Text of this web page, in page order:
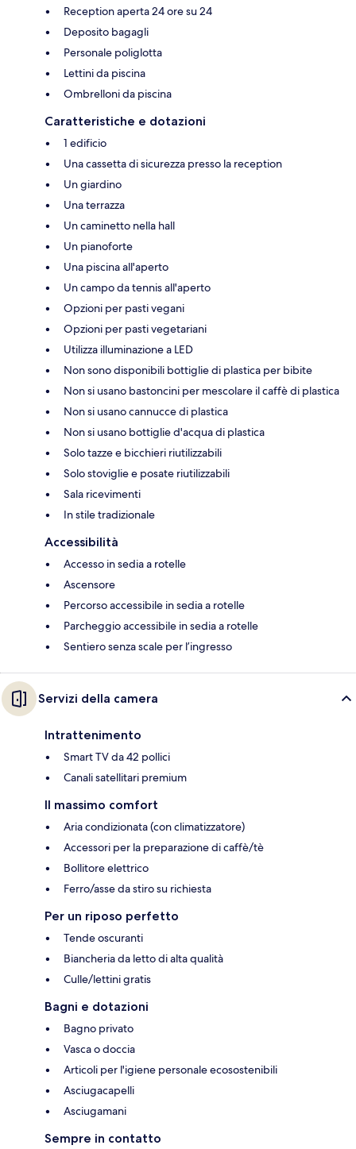
Reception aperta 24 ore su 24
Deposito bagagli
Personale poliglotta
Lettini da piscina
Ombrelloni da piscina
Caratteristiche e dotazioni
1 edificio
Una cassetta di sicurezza presso la reception
Un giardino
Una terrazza
Un caminetto nella hall
Un pianoforte
Una piscina all'aperto
Un campo da tennis all'aperto
Opzioni per pasti vegani
Opzioni per pasti vegetariani
Utilizza illuminazione a LED
Non sono disponibili bottiglie di plastica per bibite
Non si usano bastoncini per mescolare il caffè di plastica
Non si usano cannucce di plastica
Non si usano bottiglie d'acqua di plastica
Solo tazze e bicchieri riutilizzabili
Solo stoviglie e posate riutilizzabili
Sala ricevimenti
In stile tradizionale
Accessibilità
Accesso in sedia a rotelle
Ascensore
Percorso accessibile in sedia a rotelle
Parcheggio accessibile in sedia a rotelle
Sentiero senza scale per l’ingresso
Servizi della camera
Intrattenimento
Smart TV da 42 pollici
Canali satellitari premium
Il massimo comfort
Aria condizionata (con climatizzatore)
Accessori per la preparazione di caffè/tè
Bollitore elettrico
Ferro/asse da stiro su richiesta
Per un riposo perfetto
Tende oscuranti
Biancheria da letto di alta qualità
Culle/lettini gratis
Bagni e dotazioni
Bagno privato
Vasca o doccia
Articoli per l'igiene personale ecosostenibili
Asciugacapelli
Asciugamani
Sempre in contatto